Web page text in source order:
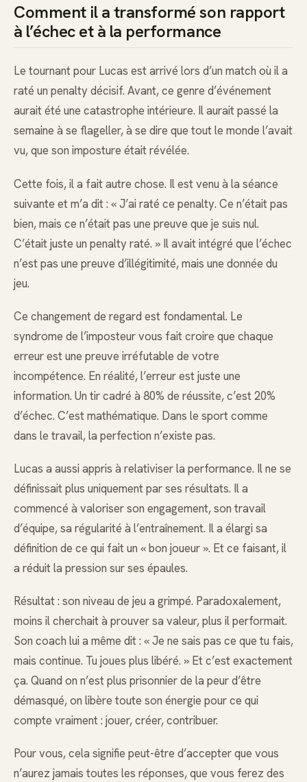
Comment il a transformé son rapport
à l’échec et à la performance
Le tournant pour Lucas est arrivé lors d’un match où il a
raté un penalty décisif. Avant, ce genre d’événement
aurait été une catastrophe intérieure. Il aurait passé la
semaine à se flageller, à se dire que tout le monde l’avait
vu, que son imposture était révélée.
Cette fois, il a fait autre chose. Il est venu à la séance
suivante et m’a dit : « J’ai raté ce penalty. Ce n’était pas
bien, mais ce n’était pas une preuve que je suis nul.
C’était juste un penalty raté. » Il avait intégré que l’échec
n’est pas une preuve d’illégitimité, mais une donnée du
jeu.
Ce changement de regard est fondamental. Le
syndrome de l’imposteur vous fait croire que chaque
erreur est une preuve irréfutable de votre
incompétence. En réalité, l’erreur est juste une
information. Un tir cadré à 80% de réussite, c’est 20%
d’échec. C’est mathématique. Dans le sport comme
dans le travail, la perfection n’existe pas.
Lucas a aussi appris à relativiser la performance. Il ne se
définissait plus uniquement par ses résultats. Il a
commencé à valoriser son engagement, son travail
d’équipe, sa régularité à l’entraînement. Il a élargi sa
définition de ce qui fait un « bon joueur ». Et ce faisant, il
a réduit la pression sur ses épaules.
Résultat : son niveau de jeu a grimpé. Paradoxalement,
moins il cherchait à prouver sa valeur, plus il performait.
Son coach lui a même dit : « Je ne sais pas ce que tu fais,
mais continue. Tu joues plus libéré. » Et c’est exactement
ça. Quand on n’est plus prisonnier de la peur d’être
démasqué, on libère toute son énergie pour ce qui
compte vraiment : jouer, créer, contribuer.
Pour vous, cela signifie peut-être d’accepter que vous
n’aurez jamais toutes les réponses, que vous ferez des